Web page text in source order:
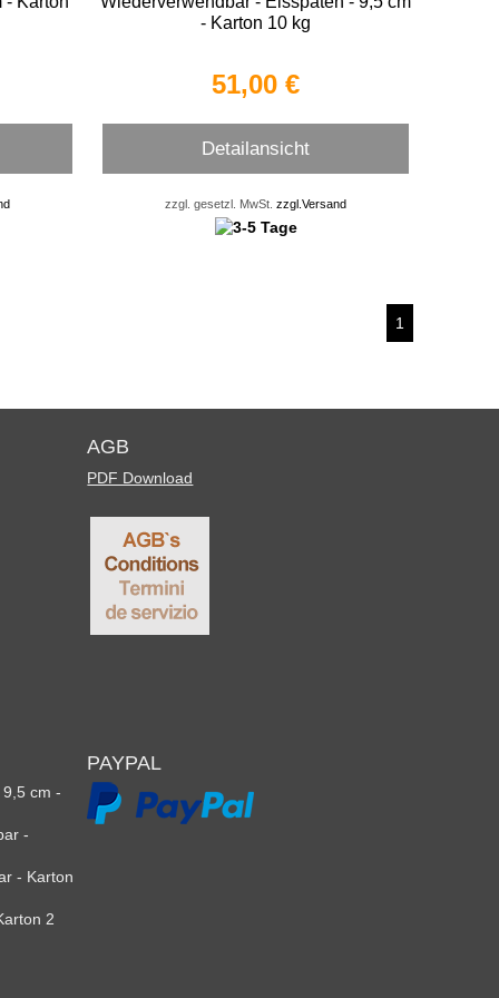
- Karton 10 kg
51,00 €
Detailansicht
zzgl. gesetzl. MwSt.zzgl.Versand
1
AGB
PDF Download
cm -
-
- Karton
2
PAYPAL